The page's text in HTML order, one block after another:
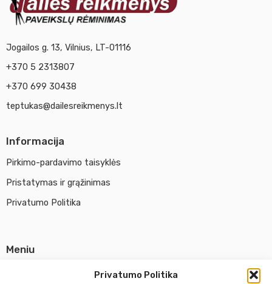
Privatumo Politika
Jogailos g. 13, Vilnius, LT-01116
+370 5 2313807
+370 699 30438
teptukas@dailesreikmenys.lt
Informacija
Pirkimo-pardavimo taisyklės
Pristatymas ir grąžinimas
Privatumo Politika
Meniu